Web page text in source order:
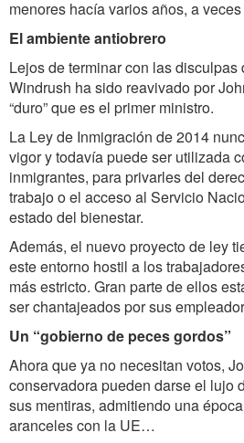
menores hacía varios años, a
El ambiente antiobrero
Lejos de terminar con las disculpas
Windrush ha sido reavivado por
“duro” que es el primer ministro.
La Ley de Inmigración de 2014
vigor y todavía puede ser utilizada
inmigrantes, para privarles del
trabajo o el acceso al Servicio
estado del bienestar.
Además, el nuevo proyecto de ley
este entorno hostil a los
más estricto. Gran parte de ellos
ser chantajeados por sus
Un “gobierno de peces gordos”
Ahora que ya no necesitan votos,
conservadora pueden darse el lujo
sus mentiras, admitiendo una
aranceles con la UE…